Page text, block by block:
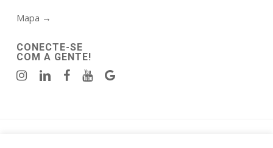
Mapa →
CONECTE-SE
COM A GENTE!